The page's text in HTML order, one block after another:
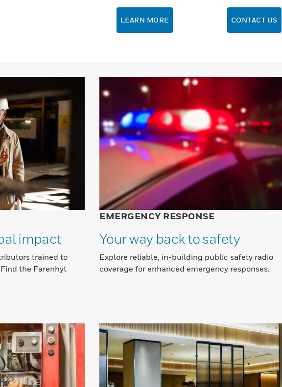
LEARN MORE CONTACT US
impact
trained to
the Farenhyt
EMERGENCY RESPONSE
Your way back to safety
Explore reliable, in-building public safety radio
coverage for enhanced emergency responses.